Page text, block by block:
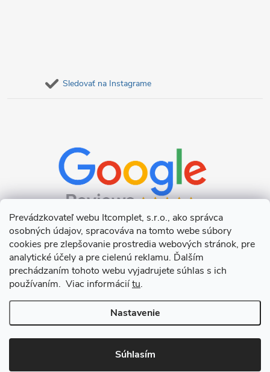
Prevádzkovateľ webu Itcomplet, s.r.o., ako správca
osobných údajov, spracováva na tomto webe súbory
cookies pre zlepšovanie prostredia webových stránok, pre
analytické účely a pre cielenú reklamu. Ďalším
prechádzaním tohoto webu vyjadrujete súhlas s ich
používaním. Viac informáciítu.
Nastavenie
Súhlasím
Sledovať na Instagrame
Copyright 2026Itcomplet s.r.o.. Všetky práva vyhradené.Upraviť
nastavenie cookies